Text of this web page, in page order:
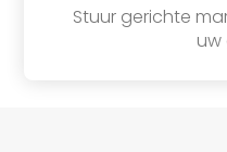
Stuur gerichte
uw